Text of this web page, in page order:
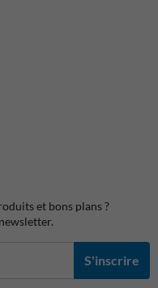
et bons plans ?
S'inscrire